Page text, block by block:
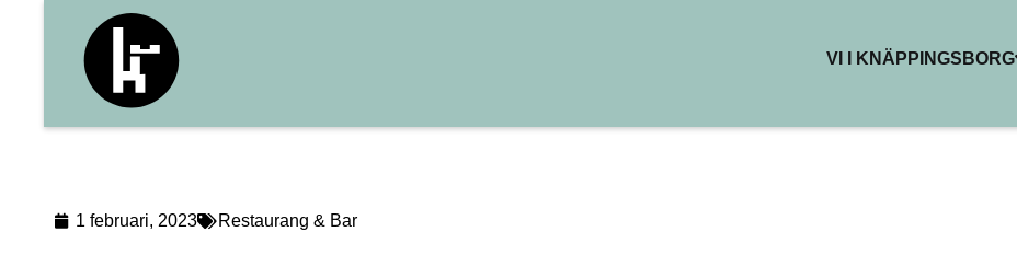
VI I KNÄPPINGSBORG
RESTAURANGER
1 februari, 2023 Restaurang & Bar